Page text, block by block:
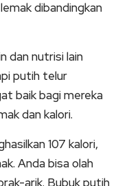
dibandingkan
dan nutrisi lain
putih telur
baik bagi mereka
dan kalori.
107 kalori,
Anda bisa olah
arik. Bubuk putih